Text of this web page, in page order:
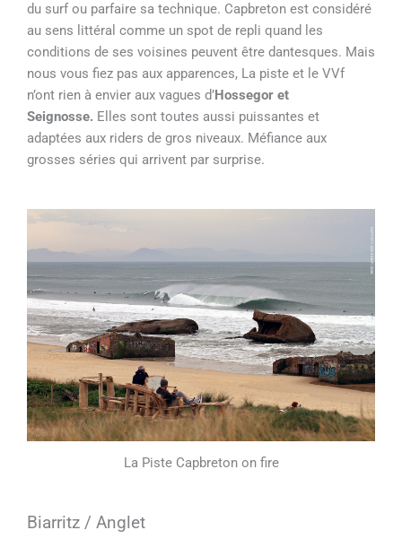
du surf ou parfaire sa technique. Capbreton est considéré
au sens littéral comme un spot de repli quand les
conditions de ses voisines peuvent être dantesques. Mais
nous vous fiez pas aux apparences, La piste et le VVf
n’ont rien à envier aux vagues d’Hossegor et
Seignosse. Elles sont toutes aussi puissantes et
adaptées aux riders de gros niveaux. Méfiance aux
grosses séries qui arrivent par surprise.
La Piste Capbreton on fire
Biarritz / Anglet